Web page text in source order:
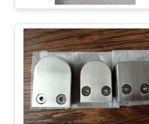
PRIVACY
POLICY